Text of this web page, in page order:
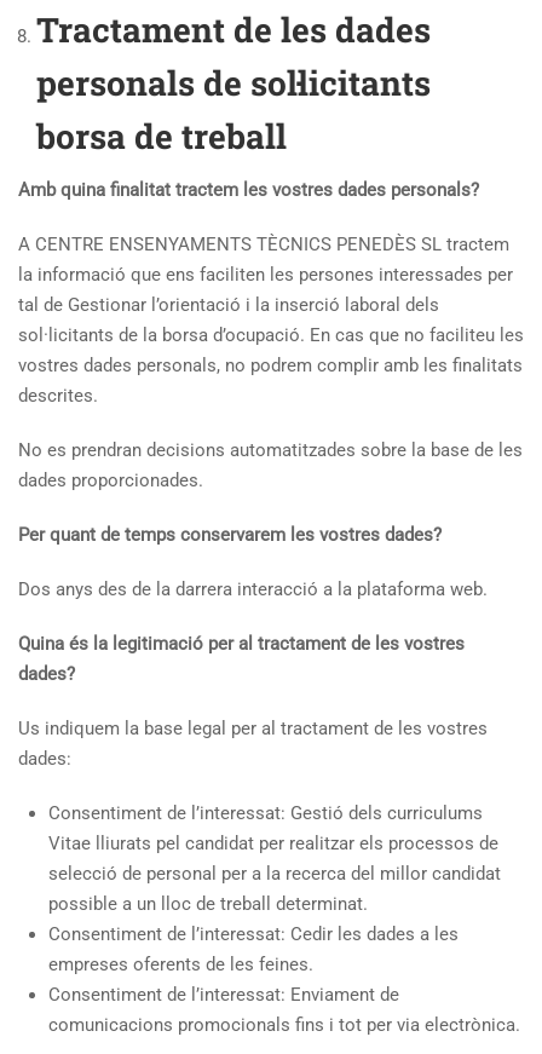
Tractament de les dades
personals de sol·licitants
borsa de treball
Amb quina finalitat tractem les vostres dades personals?
A CENTRE ENSENYAMENTS TÈCNICS PENEDÈS SL tractem
la informació que ens faciliten les persones interessades per
tal de Gestionar l’orientació i la inserció laboral dels
sol·licitants de la borsa d’ocupació. En cas que no faciliteu les
vostres dades personals, no podrem complir amb les finalitats
descrites.
No es prendran decisions automatitzades sobre la base de les
dades proporcionades.
Per quant de temps conservarem les vostres dades?
Dos anys des de la darrera interacció a la plataforma web.
Quina és la legitimació per al tractament de les vostres
dades?
Us indiquem la base legal per al tractament de les vostres
dades:
Consentiment de l’interessat: Gestió dels curriculums
Vitae lliurats pel candidat per realitzar els processos de
selecció de personal per a la recerca del millor candidat
possible a un lloc de treball determinat.
Consentiment de l’interessat: Cedir les dades a les
empreses oferents de les feines.
Consentiment de l’interessat: Enviament de
comunicacions promocionals fins i tot per via electrònica.